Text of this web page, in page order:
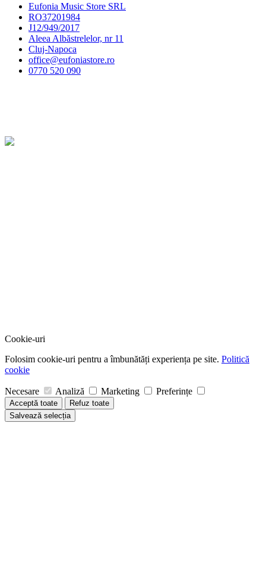
Eufonia Music Store SRL
RO37201984
J12/949/2017
Aleea Albăstrelelor, nr 11
Cluj-Napoca
office@eufoniastore.ro
0770 520 090
Cookie-uri
Folosim cookie-uri pentru a îmbunătăți experiența pe site. Politică
cookie
Necesare Analiză Marketing Preferințe
Acceptă toate
Refuz toate
Salvează selecția